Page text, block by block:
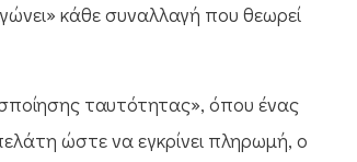
κάθε συναλλαγή που θεωρεί
ταυτότητας», όπου ένας
ώστε να εγκρίνει πληρωμή, ο